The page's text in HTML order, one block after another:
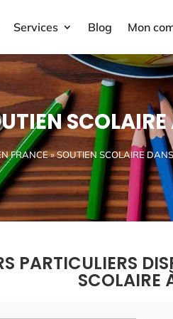
Services Blog Mon
FRANCE»SOUTIEN SCOLAIRE
PARTICULIERS
SCOLAIRE